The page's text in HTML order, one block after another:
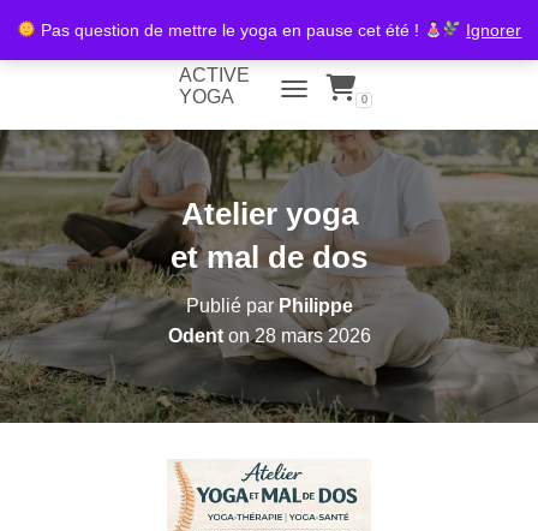
Pas question de mettre le yoga en pause cet été ! Ignorer
ACTIVE
YOGA
TOGGLE NAVIGATION
0
Atelier yoga
et mal de dos
Publié parPhilippe
Odenton28 mars 2026